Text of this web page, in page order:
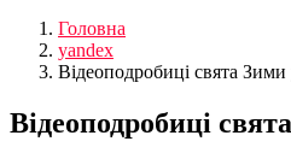
Головна
yandex
Відеоподробиці свята
Відеоподробиці